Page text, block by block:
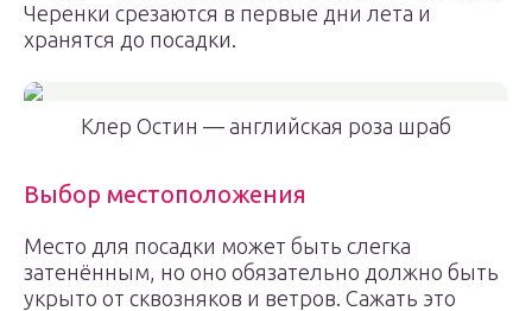
Черенки срезаются в первые дни лета и
хранятся до посадки.
Клер Остин — английская роза шраб
Выбор местоположения
Место для посадки может быть слегка
затенённым, но оно обязательно должно быть
укрыто от сквозняков и ветров. Сажать это